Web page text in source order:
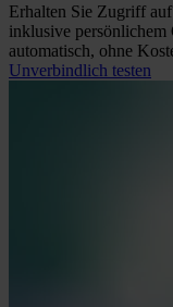
Erhalten Sie Zugriff
inklusive persönlichem
automatisch, ohne
Unverbindlich testen